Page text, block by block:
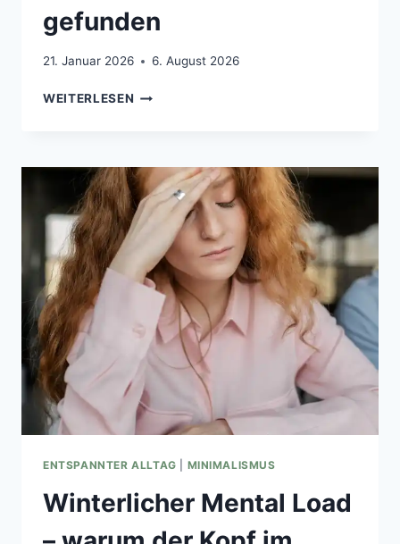
gefunden
21. Januar 2026 6. August 2026
WEITERLESEN FLYLADY
HEUTE:
SO
HABE
ICH
MEINEN
WEG
GEFUNDEN
ENTSPANNTER ALLTAG MINIMALISMUS
Winterlicher Mental Load